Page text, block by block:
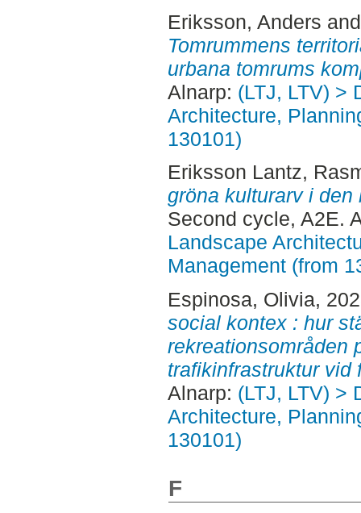
Eriksson, Anders
Tomrummens
urbana tomrums
Alnarp: (LTJ, LTV) >
Architecture,
130101)
Eriksson Lantz,
gröna kulturarv i
Second cycle, A2E.
Landscape
Management (from
Espinosa, Olivia,
social kontex : hur
rekreationsområden
trafikinfrastruktur vid
Alnarp: (LTJ, LTV) >
Architecture,
130101)
F